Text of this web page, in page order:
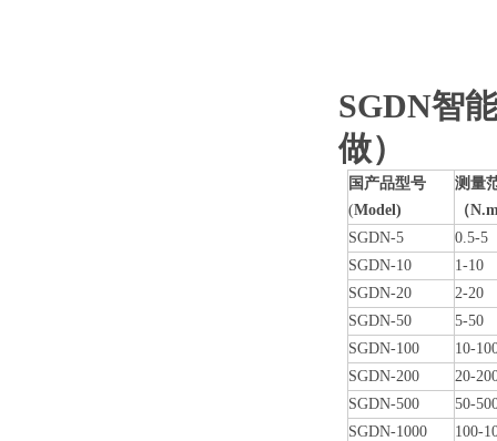
SGDN智
做）
国产品型号
(Model)
测量
（
SGDN-5
0.5-5
SGDN-10
1-10
SGDN-20
2-20
SGDN-50
5-50
SGDN-100
10-
SGDN-200
20-
SGDN-500
50-
SGDN-1000
100-